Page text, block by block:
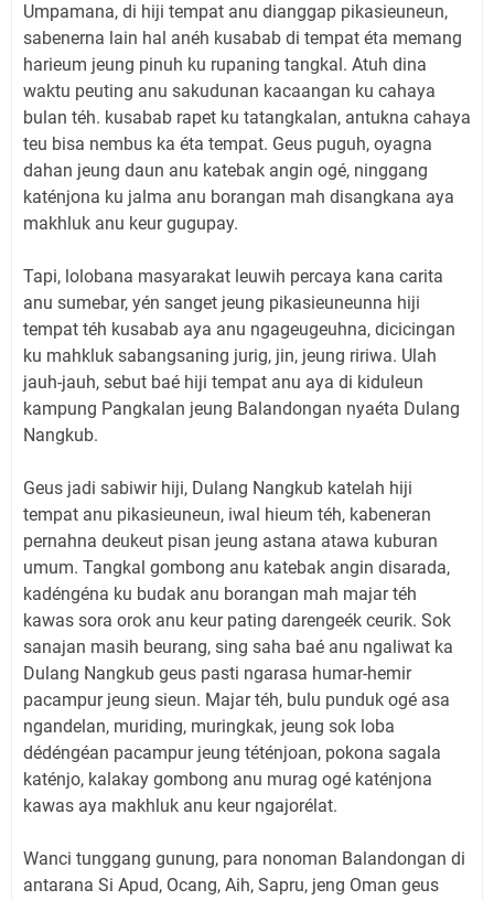
Umpamana, di hiji tempat anu dianggap pikasieuneun,
sabenerna lain hal anéh kusabab di tempat éta memang
harieum jeung pinuh ku rupaning tangkal. Atuh dina
waktu peuting anu sakudunan kacaangan ku cahaya
bulan téh. kusabab rapet ku tatangkalan, antukna cahaya
teu bisa nembus ka éta tempat. Geus puguh, oyagna
dahan jeung daun anu katebak angin ogé, ninggang
katénjona ku jalma anu borangan mah disangkana aya
makhluk anu keur gugupay.
Tapi, lolobana masyarakat leuwih percaya kana carita
anu sumebar, yén sanget jeung pikasieuneunna hiji
tempat téh kusabab aya anu ngageugeuhna, dicicingan
ku mahkluk sabangsaning jurig, jin, jeung ririwa. Ulah
jauh-jauh, sebut baé hiji tempat anu aya di kiduleun
kampung Pangkalan jeung Balandongan nyaéta Dulang
Nangkub.
Geus jadi sabiwir hiji, Dulang Nangkub katelah hiji
tempat anu pikasieuneun, iwal hieum téh, kabeneran
pernahna deukeut pisan jeung astana atawa kuburan
umum. Tangkal gombong anu katebak angin disarada,
kadéngéna ku budak anu borangan mah majar téh
kawas sora orok anu keur pating darengeék ceurik. Sok
sanajan masih beurang, sing saha baé anu ngaliwat ka
Dulang Nangkub geus pasti ngarasa humar-hemir
pacampur jeung sieun. Majar téh, bulu punduk ogé asa
ngandelan, muriding, muringkak, jeung sok loba
dédéngéan pacampur jeung téténjoan, pokona sagala
katénjo, kalakay gombong anu murag ogé katénjona
kawas aya makhluk anu keur ngajorélat.
Wanci tunggang gunung, para nonoman Balandongan di
antarana Si Apud, Ocang, Aih, Sapru, jeng Oman geus